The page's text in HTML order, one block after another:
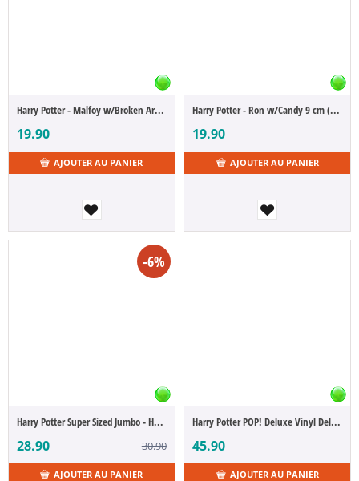
Harry Potter - Malfoy w/Broken Arm 9 cm (POP Figure)
19.90
AJOUTER AU PANIER
Harry Potter - Ron w/Candy 9 cm (POP Figure)
19.90
AJOUTER AU PANIER
-6%
Harry Potter Super Sized Jumbo - Hagrid Animal Pelt Outfit 15 cm (POP Figure)
28.90 30.90
AJOUTER AU PANIER
Harry Potter POP! Deluxe Vinyl Deluxe Dumbledore w/Podium 12 cm
45.90
AJOUTER AU PANIER